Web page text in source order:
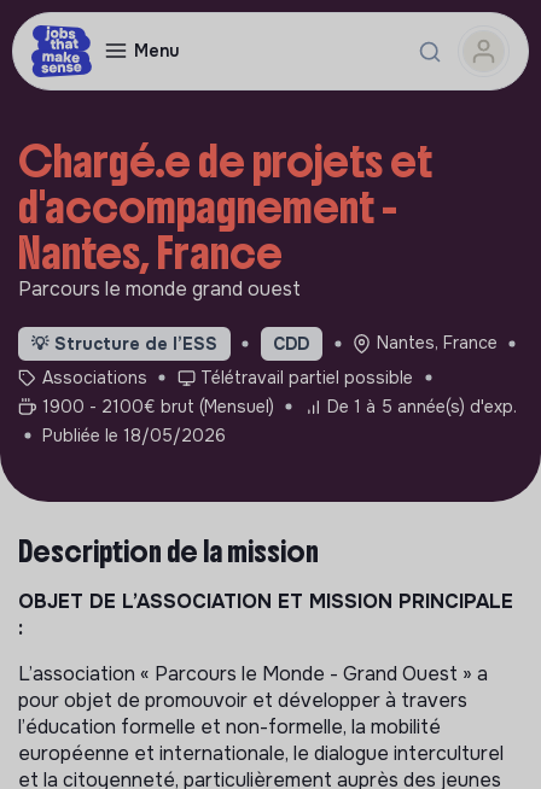
Menu
Chargé.e de projets et
d'accompagnement -
Nantes, France
Parcours le monde grand ouest
💡 Structure de l’ESS CDD
Nantes, France
Associations
Télétravail partiel possible
1900 - 2100€ brut (Mensuel)
De 1 à 5 année(s) d'exp.
Publiée le 18/05/2026
Description de la mission
OBJET DE L’ASSOCIATION ET MISSION PRINCIPALE
:
L’association « Parcours le Monde - Grand Ouest » a
pour objet de promouvoir et développer à travers
l’éducation formelle et non-formelle, la mobilité
européenne et internationale, le dialogue interculturel
et la citoyenneté, particulièrement auprès des jeunes